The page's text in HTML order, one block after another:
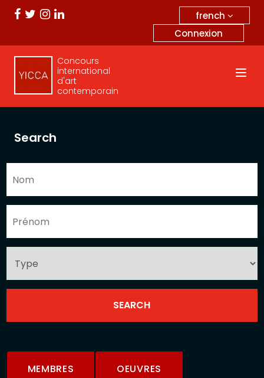
french
Connexion
Concours
international
d'art
contemporain
Search
MEMBRES OEUVRES